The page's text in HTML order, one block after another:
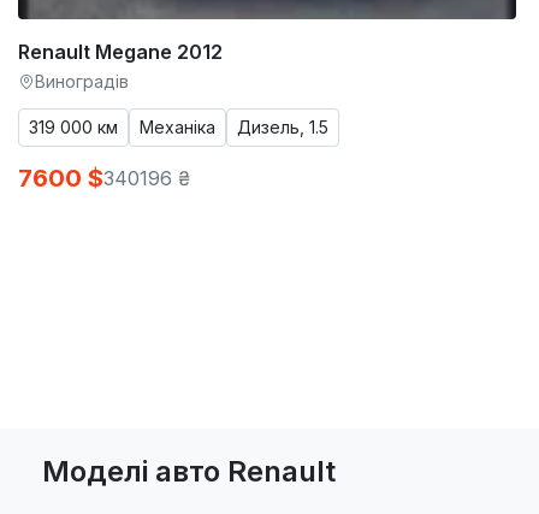
Renault Megane 2012
Виноградів
319 000 км Механіка Дизель, 1.5
7600 $340196 ₴
Моделі авто Renault